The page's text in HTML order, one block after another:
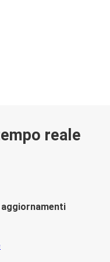
reale